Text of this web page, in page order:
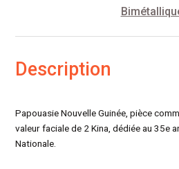
Description
Papouasie Nouvelle Guinée, pièce
valeur faciale de 2 Kina, dédiée au 35e
Nationale.